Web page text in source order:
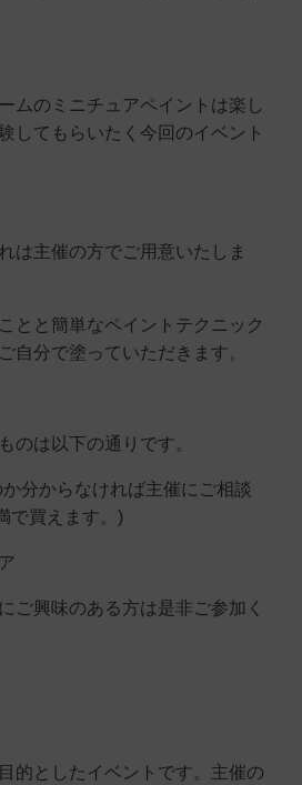
ムのミニチュアペイントは楽し
してもらいたく今回のイベント
は主催の方でご用意いたしま
とと簡単なペイントテクニック
自分で塗っていただきます。
のは以下の通りです。
か分からなければ主催にご相談
で買えます。)
ご興味のある方は是非ご参加く
的としたイベントです。主催の